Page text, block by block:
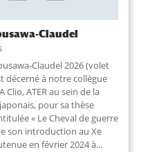
Claudel
Claudel 2026 (volet
décerné à notre collègue
Clio, ATER au sein de la
pour sa thèse
« Le Cheval de guerre
son introduction au Xe
en février 2024 à...